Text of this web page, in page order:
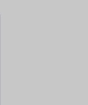
Basic 314 -